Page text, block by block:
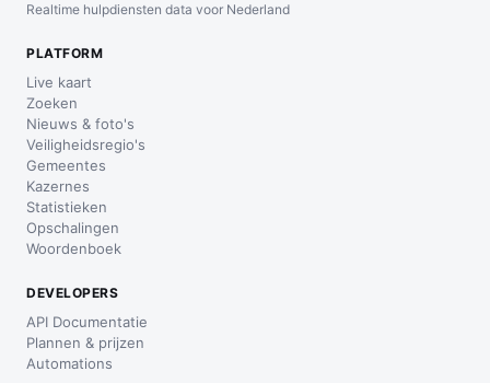
Realtime hulpdiensten data voor Nederland
PLATFORM
Live kaart
Zoeken
Nieuws & foto's
Veiligheidsregio's
Gemeentes
Kazernes
Statistieken
Opschalingen
Woordenboek
DEVELOPERS
API Documentatie
Plannen & prijzen
Automations